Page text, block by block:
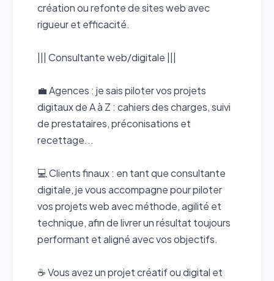
création ou refonte de sites web avec
rigueur et efficacité.
||| Consultante web/digitale |||
💼 Agences : je sais piloter vos projets
digitaux de A à Z : cahiers des charges, suivi
de prestataires, préconisations et
recettage...
💻​ Clients finaux : en tant que consultante
digitale, je vous accompagne pour piloter
vos projets web avec méthode, agilité et
technique, afin de livrer un résultat toujours
performant et aligné avec vos objectifs.
☕ Vous avez un projet créatif ou digital et